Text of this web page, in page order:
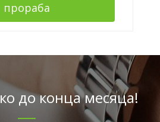
прораба
до конца месяца!